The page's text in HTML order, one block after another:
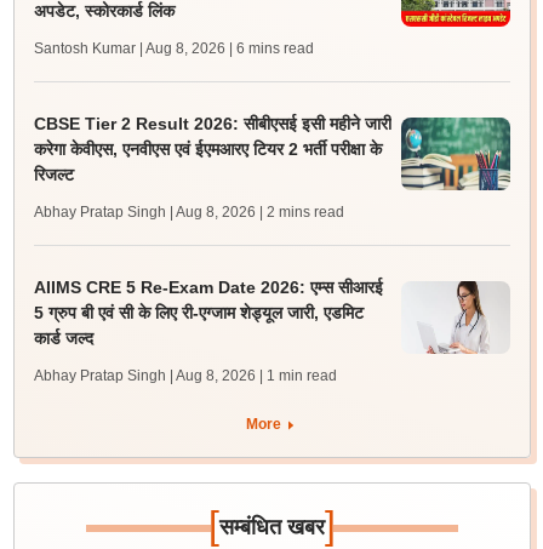
अपडेट, स्कोरकार्ड लिंक
Santosh Kumar | Aug 8, 2026 | 6 mins read
CBSE Tier 2 Result 2026: सीबीएसई इसी महीने जारी
करेगा केवीएस, एनवीएस एवं ईएमआरए टियर 2 भर्ती परीक्षा के
रिजल्ट
Abhay Pratap Singh | Aug 8, 2026 | 2 mins read
AIIMS CRE 5 Re-Exam Date 2026: एम्स सीआरई
5 ग्रुप बी एवं सी के लिए री-एग्जाम शेड्यूल जारी, एडमिट
कार्ड जल्द
Abhay Pratap Singh | Aug 8, 2026 | 1 min read
More
[सम्बंधित खबर]